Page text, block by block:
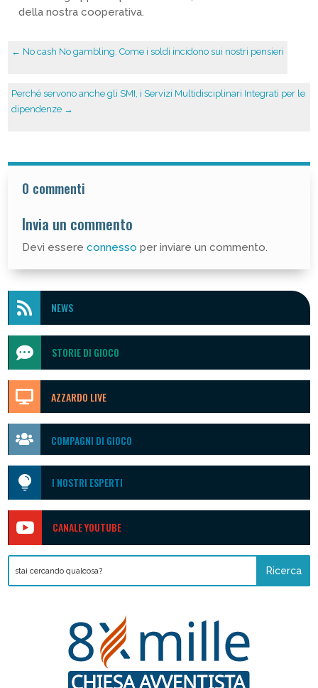
della nostra cooperativa.
← No cash No gambling. Come i soldi incidono sui nostri pensieri
Perché servono anche gli SMI, i Servizi Multidisciplinari Integrati per le
dipendenze →
0 commenti
Invia un commento
Devi essereconnesso per inviare un commento.
 NEWS
 STORIE DI GIOCO
 AZZARDO LIVE
 COMPAGNI DI GIOCO
 I NOSTRI ESPERTI
 CANALE YOUTUBE